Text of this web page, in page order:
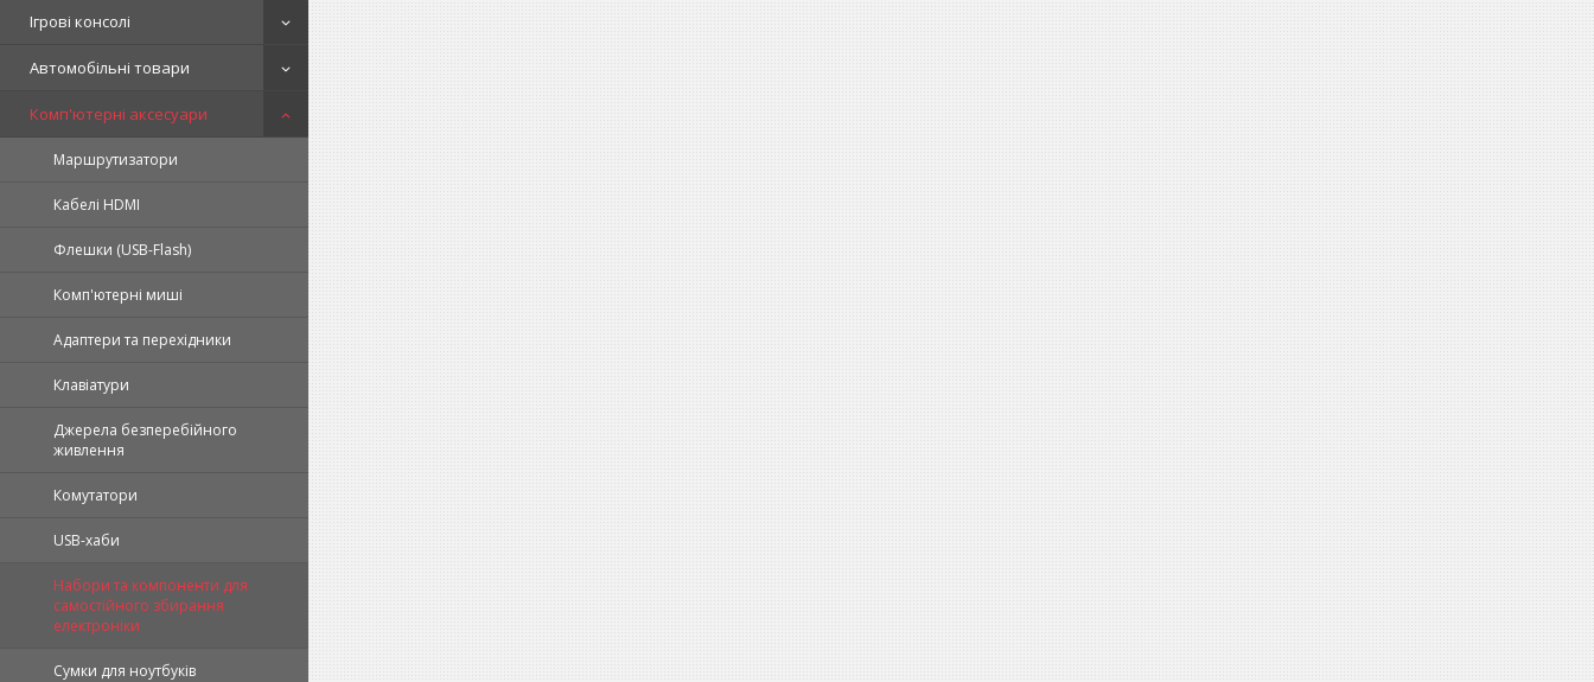
Ігрові консолі
Автомобільні товари
Комп'ютерні аксесуари
Маршрутизатори
Кабелі HDMI
Флешки (USB-Flash)
Комп'ютерні миші
Адаптери та перехідники
Клавіатури
Джерела безперебійного
живлення
Комутатори
USB-хаби
Набори та компоненти для
самостійного збирання
електроніки
Сумки для ноутбуків